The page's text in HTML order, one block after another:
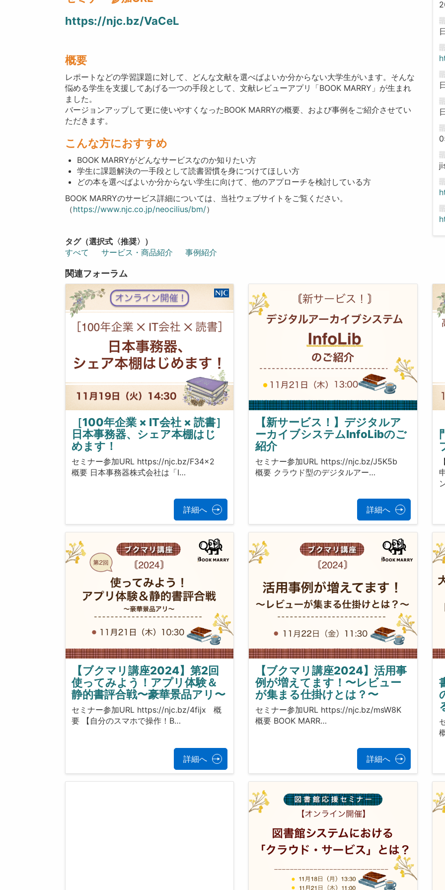
https://njc.bz/VaCeL
概要
レポートなどの学習課題に対して、どんな文献を選べばよいか分からない大学生がいます。そんな
悩める学生を支援してあげる一つの手段として、文献レビューアプリ「BOOK MARRY」が生まれ
ました。
バージョンアップして更に使いやすくなったBOOK MARRYの概要、および事例をご紹介させてい
ただきます。
こんな方におすすめ
BOOK MARRYがどんなサービスなのか知りたい方
学生に課題解決の一手段として読書習慣を身につけてほしい方
どの本を選べばよいか分からない学生に向けて、他のアプローチを検討している方
BOOK MARRYのサービス詳細については、当社ウェブサイトをご覧ください。
（https://www.njc.co.jp/neocilius/bm/）
タグ（選択式〈推奨〉）
すべて
サービス・商品紹介 事例紹介
関連フォーラム
［100年企業 × IT会社 × 読書］
日本事務器、シェア本棚はじ
めます！
セミナー参加URL https://njc.bz/F34x2
概要 日本事務器株式会社は「I…
詳細へ
【新サービス！】デジタルア
ーカイブシステムInfoLibのご
紹介
セミナー参加URL https://njc.bz/J5K5b
概要 クラウド型のデジタルアー…
詳細へ
【ブクマリ講座2024】第2回
使ってみよう！アプリ体験＆
静的書評合戦〜豪華景品アリ〜
セミナー参加URL https://njc.bz/4fijx 概
要 【自分のスマホで操作！B…
詳細へ
【ブクマリ講座2024】活用事
例が増えてます！〜レビュー
が集まる仕掛けとは？〜
セミナー参加URL https://njc.bz/msW8K
概要 BOOK MARR…
詳細へ